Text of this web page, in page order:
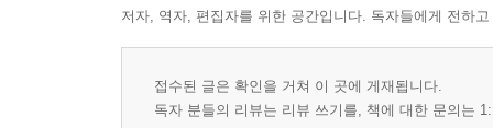
저자, 역자, 편집자를 위한 공간입니다. 독자들에게 전하
접수된 글은 확인을 거쳐 이 곳에 게재됩니다.
독자 분들의 리뷰는 리뷰 쓰기를, 책에 대한 문의는